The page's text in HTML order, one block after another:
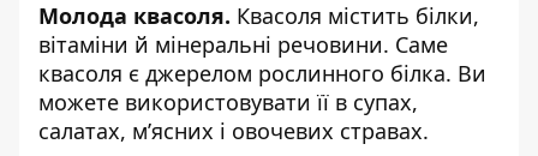
Молода квасоля. Квасоля містить білки,
вітаміни й мінеральні речовини. Саме
квасоля є джерелом рослинного білка. Ви
можете використовувати її в супах,
салатах, м’ясних і овочевих стравах.